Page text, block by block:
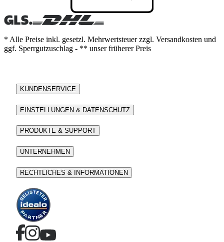
* Alle Preise inkl. gesetzl. Mehrwertsteuer zzgl. Versandkosten und
ggf. Sperrgutzuschlag - ** unser früherer Preis
KUNDENSERVICE
EINSTELLUNGEN & DATENSCHUTZ
PRODUKTE & SUPPORT
UNTERNEHMEN
RECHTLICHES & INFORMATIONEN